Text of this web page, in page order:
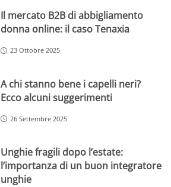
Il mercato B2B di abbigliamento
donna online: il caso Tenaxia
23 Ottobre 2025
A chi stanno bene i capelli neri?
Ecco alcuni suggerimenti
26 Settembre 2025
Unghie fragili dopo l’estate:
l’importanza di un buon integratore
unghie